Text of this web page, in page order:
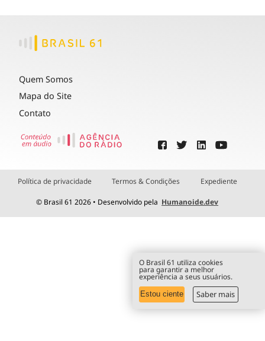
Quem Somos
Mapa do Site
Contato
Política de privacidade Termos & Condições Expediente
© Brasil 61 2026 • Desenvolvido pela Humanoide.dev
O Brasil 61 utiliza cookies
para garantir a melhor
experiência a seus usuários.
Estou ciente Saber mais